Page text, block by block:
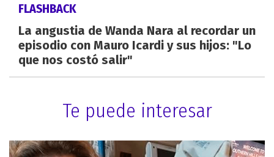
FLASHBACK
La angustia de Wanda Nara al recordar un
episodio con Mauro Icardi y sus hijos: "Lo
que nos costó salir"
Te puede interesar